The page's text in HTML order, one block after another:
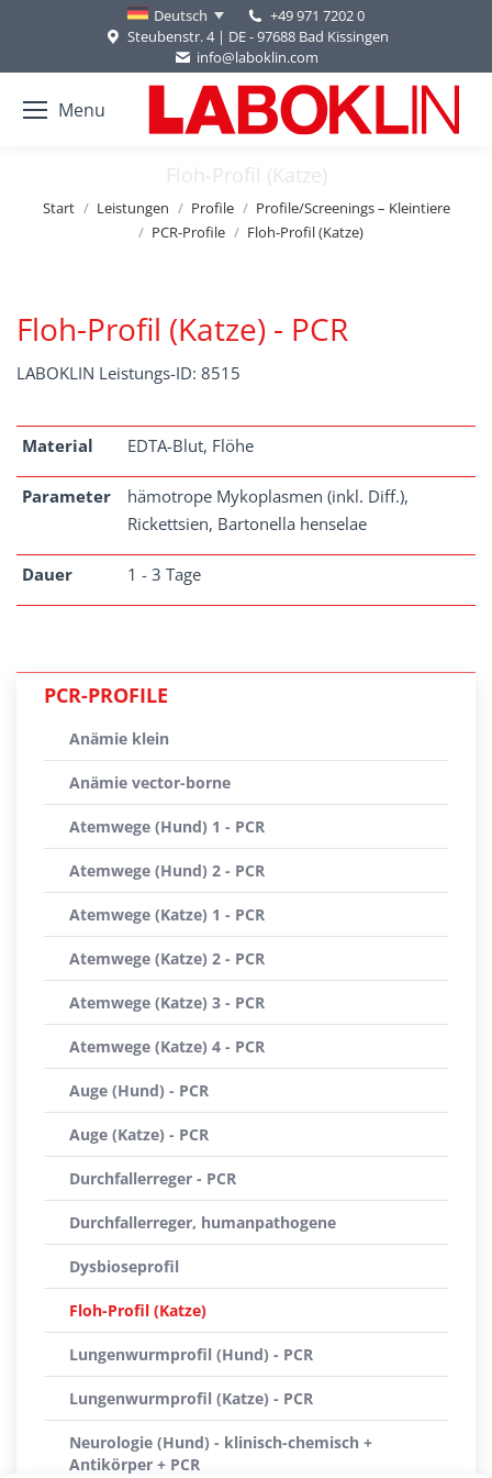
Deutsch
+49 971 7202 0
Steubenstr. 4 | DE - 97688 Bad Kissingen
info@laboklin.com
Menu
Floh-Profil (Katze)
Sie befinden sich hier:
Start Leistungen Profile
Profile/Screenings – Kleintiere
PCR-Profile
Floh-Profil (Katze)
Floh-Profil (Katze) - PCR
LABOKLIN Leistungs-ID: 8515
Material EDTA-Blut, Flöhe
Parameter
hämotrope Mykoplasmen (inkl. Diff.),
Rickettsien, Bartonella henselae
Dauer 1 - 3 Tage
PCR-PROFILE
Anämie klein
Anämie vector-borne
Atemwege (Hund) 1 - PCR
Atemwege (Hund) 2 - PCR
Atemwege (Katze) 1 - PCR
Atemwege (Katze) 2 - PCR
Atemwege (Katze) 3 - PCR
Atemwege (Katze) 4 - PCR
Auge (Hund) - PCR
Auge (Katze) - PCR
Durchfallerreger - PCR
Durchfallerreger, humanpathogene
Dysbioseprofil
Floh-Profil (Katze)
Lungenwurmprofil (Hund) - PCR
Lungenwurmprofil (Katze) - PCR
Neurologie (Hund) - klinisch-chemisch +
Antikörper + PCR